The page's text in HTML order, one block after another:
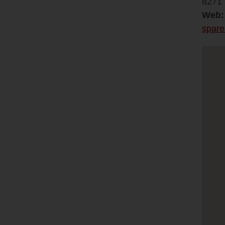
Web: